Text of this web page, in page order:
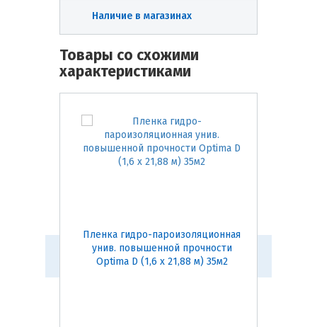
Наличие в магазинах
Товары со схожими
характеристиками
Пленка гидро-пароизоляционная
унив. повышенной прочности
Optima D (1,6 х 21,88 м) 35м2